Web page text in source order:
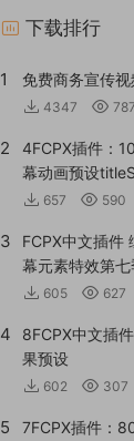
下载排行
1 免费商务宣传
4347 787
2
4FCPX插件：
幕动画预设titleS
657 590
3
FCPX中文插件
幕元素特效第
605 627
4
8FCPX中文插
果预设
602 307
5
7FCPX插件：